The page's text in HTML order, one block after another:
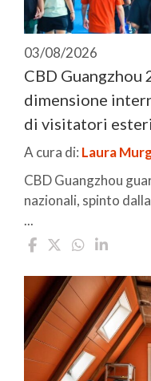
03/08/2026
CBD
dimensione
di visitatori esteri
A cura di: Laura
CBD Guangzhou
nazionali, spinto
...